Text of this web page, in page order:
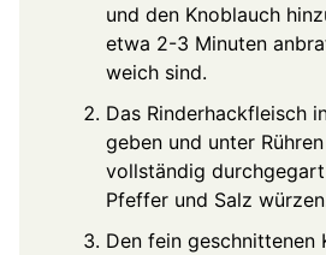
und den Knoblauch
etwa 2-3 Minuten
weich sind.
Das Rinderhackfleisch
geben und unter
vollständig
Pfeffer und Salz
Den fein geschnittenen